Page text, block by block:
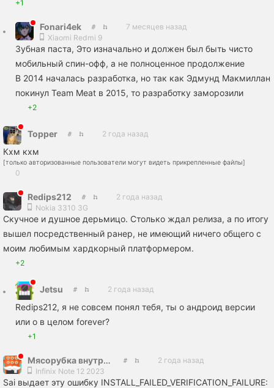
+1
Fonari4ek
7 месяцев назад
Xiaomi Redmi 9
Зубная пaста, Это изначально и должен был быть чисто
мобильный спин-офф, а не полноценное продолжение
В 2014 началась разработка, но так как Эдмунд Макмиллан
покинул Team Meat в 2015, то разработку заморозили
+2
Topper 2 года назад
Кхм кхм
[только авторизованные пользователи могут видеть прикрепленные файлы]
0
Redips212
2 года назад
Nokia 3310 3G
Скучное и душное дерьмицо. Столько ждал релиза, а по итогу
вышел посредственный ранер, не имеющий ничего общего с
моим любимым хардкорный платформером.
+2
Jetsu 2 года назад
Redips212, я не совсем понял тебя, ты о андроид версии
или о в целом forever?
+1
Мясорубка внутреннего разрыва жопы
2 года назад
Infinix Note 12 2023
Sai выдает эту ошибку INSTALL_FAILED_VERIFICATION_FAILURE: